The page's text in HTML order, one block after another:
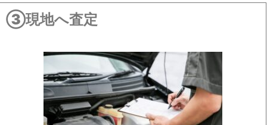
③現地へ査定